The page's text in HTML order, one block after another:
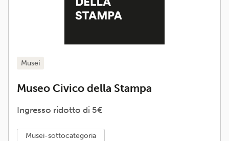
musei
Museo Civico della Stampa
Ingresso ridotto di 5€
musei-sottocategoria